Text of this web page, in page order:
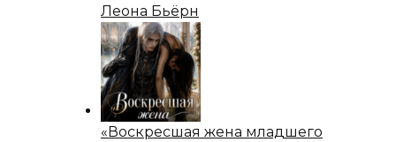
Леона Бьёрн
«Воскресшая жена младшего